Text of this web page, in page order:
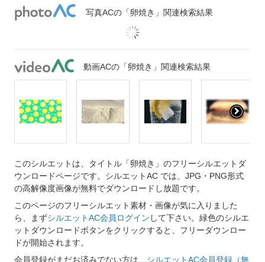
写真ACの「卵焼き」関連検索結果
動画ACの「卵焼き」関連検索結果
このシルエットは、タイトル「卵焼き」のフリーシルエットダ
ウンロードページです。シルエットAC では、JPG・PNG形式
の高解像度画像が無料でダウンロードし放題です。
このページのフリーシルエット素材・画像が気に入りました
ら、まずシルエットAC会員ログイン して下さい。緑色のシルエ
ットダウンロードボタンをクリックすると、フリーダウンロー
ドが開始されます。
会員登録がまだお済みでない方は、 シルエットAC会員登録（無